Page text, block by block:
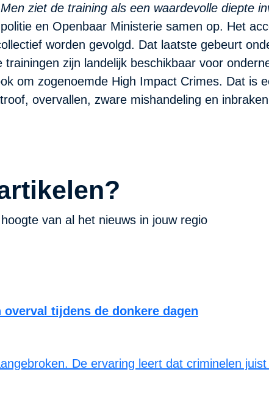
ziet de training als een waardevolle diepte
en Openbaar Ministerie samen op. Het
worden gevolgd. Dat laatste gebeurt
zijn landelijk beschikbaar voor
om zogenoemde High Impact Crimes. Dat is
overvallen, zware mishandeling en
van al het nieuws in jouw regio
tijdens de donkere dagen
De ervaring leert dat criminelen